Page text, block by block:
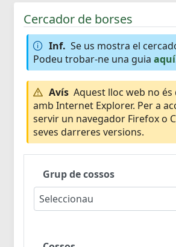
Cercador de borses
Inf. Se us mostra el
Podeu trobar-ne una guia aquí
Avís Aquest lloc web no
amb Internet Explorer. Per a
servir un navegador Firefox o
seves darreres versions.
Grup de cossos
Seleccionau